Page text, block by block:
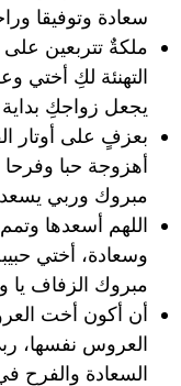
سعادة وتوفيقا
ملكةٌ تتربعين
التهنئة لكِ أختي
يجعل زواجكِ
بعزفٍ على أوتار
أهزوجة حبا
مبروك وربي
اللهم أسعدها
وسعادة، أختي
مبروك الزفاف يا
أن أكون أخت
العروس نفسها،
السعادة والفرح